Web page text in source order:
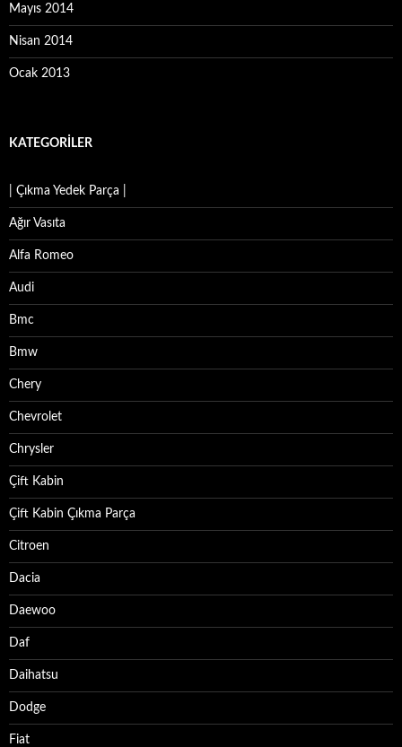
Mayıs 2014
Nisan 2014
Ocak 2013
KATEGORILER
| Çıkma Yedek Parça |
Ağır Vasıta
Alfa Romeo
Audi
Bmc
Bmw
Chery
Chevrolet
Chrysler
Çift Kabin
Çift Kabin Çıkma Parça
Citroen
Dacia
Daewoo
Daf
Daihatsu
Dodge
Fiat